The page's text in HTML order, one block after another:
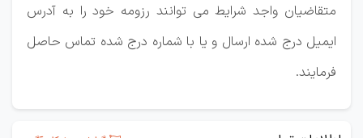
متقاضیان واجد شرایط می توانند رزومه خود را به آدرس
ایمیل درج شده ارسال و یا با شماره درج شده تماس حاصل
فرمایند.